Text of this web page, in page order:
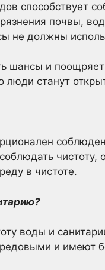
способствует
почвы,
не должны
шансы и
люди станут
чистоту,
в чистоте.
воды и
и имеют